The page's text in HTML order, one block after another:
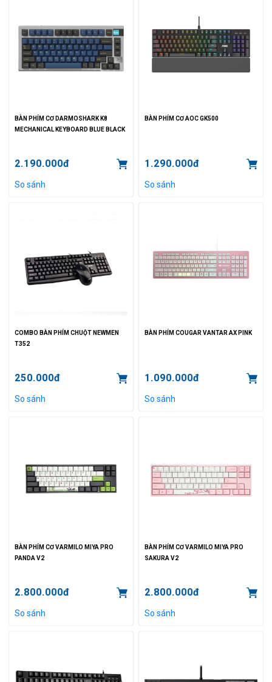
BÀN PHÍM CƠ DARMOSHARK K8
MECHANICAL KEYBOARD BLUE BLACK
2.190.000đ
So sánh
BÀN PHÍM CƠ AOC GK500
1.290.000đ
So sánh
COMBO BÀN PHÍM CHUỘT NEWMEN
T352
250.000đ
So sánh
BÀN PHÍM COUGAR VANTAR AX PINK
1.090.000đ
So sánh
BÀN PHÍM CƠ VARMILO MIYA PRO
PANDA V2
2.800.000đ
So sánh
BÀN PHÍM CƠ VARMILO MIYA PRO
SAKURA V2
2.800.000đ
So sánh